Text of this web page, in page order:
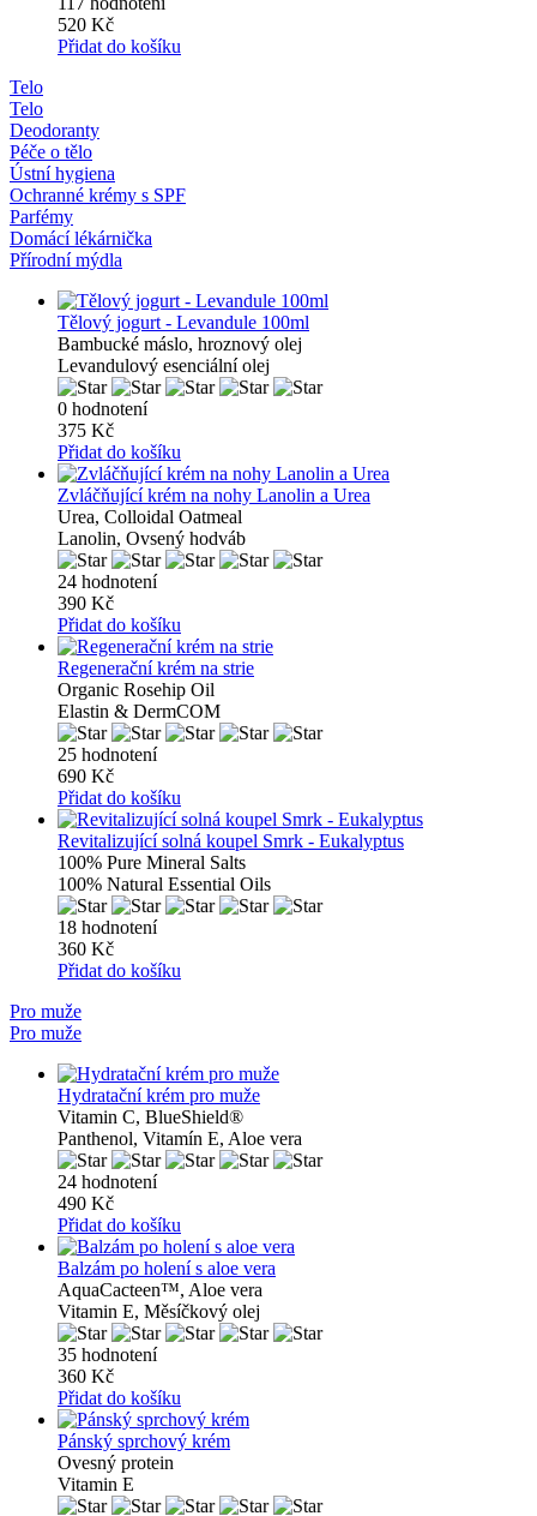
520 Kč
Přidat do košíku
Telo
Telo
Deodoranty
Péče o tělo
Ústní hygiena
Ochranné krémy s SPF
Parfémy
Domácí lékárnička
Přírodní mýdla
Tělový jogurt - Levandule 100ml
Bambucké máslo, hroznový olej
Levandulový esenciální olej
0 hodnotení
375 Kč
Přidat do košíku
Zvláčňující krém na nohy Lanolin a Urea
Urea, Colloidal Oatmeal
Lanolin, Ovsený hodváb
24 hodnotení
390 Kč
Přidat do košíku
Regenerační krém na strie
Organic Rosehip Oil
Elastin & DermCOM
25 hodnotení
690 Kč
Přidat do košíku
Revitalizující solná koupel Smrk - Eukalyptus
100% Pure Mineral Salts
100% Natural Essential Oils
18 hodnotení
360 Kč
Přidat do košíku
Pro muže
Pro muže
Hydratační krém pro muže
Vitamin C, BlueShield®
Panthenol, Vitamín E, Aloe vera
24 hodnotení
490 Kč
Přidat do košíku
Balzám po holení s aloe vera
AquaCacteen™, Aloe vera
Vitamin E, Měsíčkový olej
35 hodnotení
360 Kč
Přidat do košíku
Pánský sprchový krém
Ovesný protein
Vitamin E